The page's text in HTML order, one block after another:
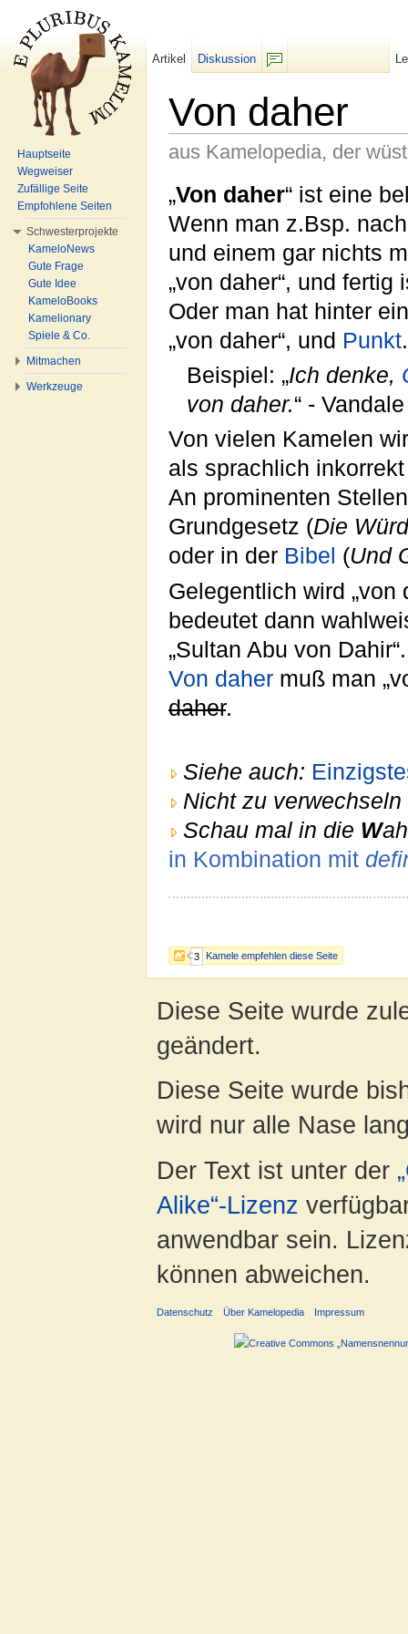
Von daher
aus Kamelopedia, der
3 Kamele empfehlen diese Seite
„Von daher“ ist eine
Wenn man z.Bsp.
und einem gar nichts
„von daher“, und fertig
Oder man hat hinter
„von daher“, und Punkt.
Beispiel: „Ich denke,
von daher.“ -
Von vielen Kamelen
als sprachlich
An prominenten
Grundgesetz (Die
oder in der Bibel (Und
Gelegentlich wird „von
bedeutet dann
„Sultan Abu von Dahir“.
Von daher muß man
daher.
Siehe auch:
Nicht zu verwechseln
Schau mal in die W
in Kombination mit
Artikel
Diskussion
Hauptseite
Wegweiser
Zufällige Seite
Empfohlene Seiten
Schwesterprojekte
KameloNews
Gute Frage
Gute Idee
KameloBooks
Kamelionary
Spiele & Co.
Mitmachen
Werkzeuge
Diese Seite wurde
geändert.
Diese Seite wurde
wird nur alle Nase
Der Text ist unter der
Alike“-Lizenz
anwendbar sein.
können abweichen.
Datenschutz Über Kamelopedia Impressum